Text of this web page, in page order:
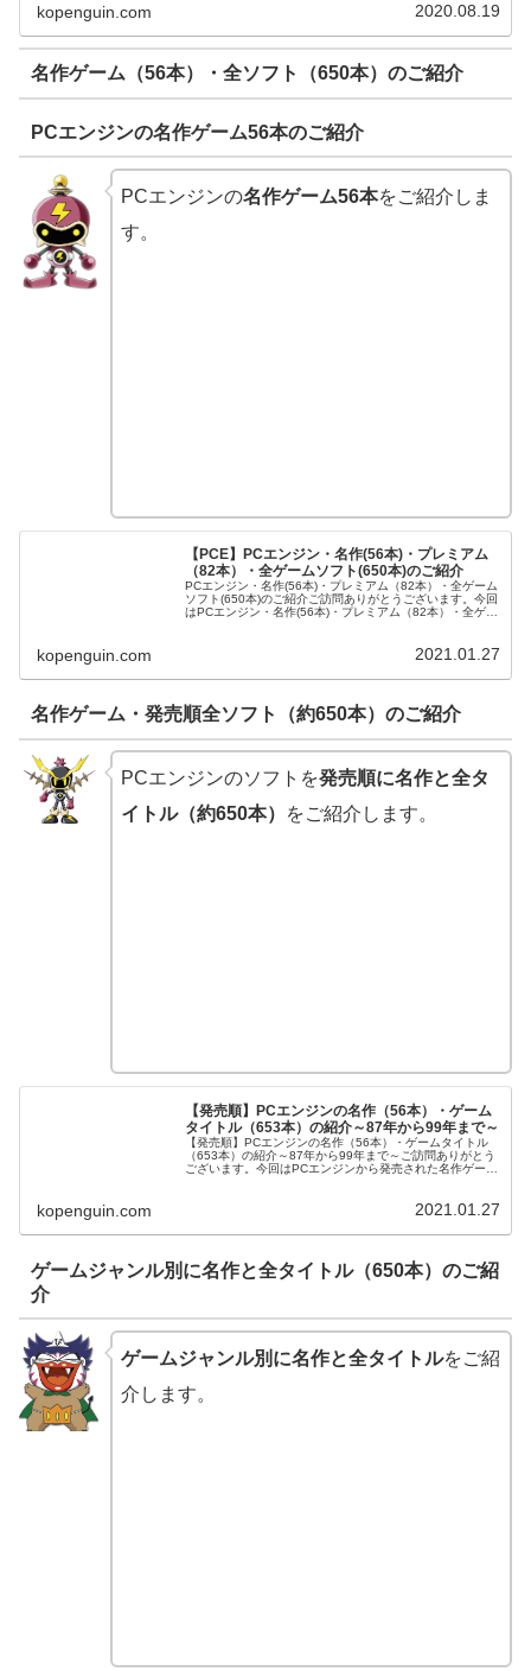
kopenguin.com 2020.08.19
名作ゲーム（56本）・全ソフト（650本）のご紹介
PCエンジンの名作ゲーム56本のご紹介
PCエンジンの名作ゲーム56本をご紹介しま
す。
【PCE】PCエンジン・名作(56本)・プレミアム
（82本）・全ゲームソフト(650本)のご紹介
PCエンジン・名作(56本)・プレミアム（82本）・全ゲーム
ソフト(650本)のご紹介ご訪問ありがとうございます。今回
はPCエンジン・名作(56本)・プレミアム（82本）・全ゲー
kopenguin.com 2021.01.27
名作ゲーム・発売順全ソフト（約650本）のご紹介
PCエンジンのソフトを発売順に名作と全タ
イトル（約650本）
をご紹介します。
【発売順】PCエンジンの名作（56本）・ゲーム
タイトル（653本）の紹介～87年から99年まで～
【発売順】PCエンジンの名作（56本）・ゲームタイトル
（653本）の紹介～87年から99年まで～ご訪問ありがとう
ございます。今回はPCエンジンから発売された名作ゲーム
kopenguin.com 2021.01.27
ゲームジャンル別に名作と全タイトル（650本）のご紹
介
ゲームジャンル別に名作と全タイトルをご紹
介します。